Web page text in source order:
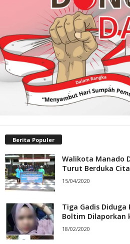
Berita Populer
Walikota Manado
Turut Berduka
15/04/2020
Tiga Gadis Diduga
Boltim Dilaporkan
18/02/2020